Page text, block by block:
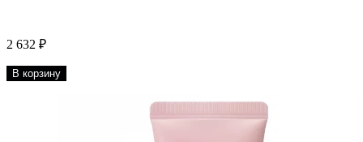
2 632 ₽
В корзину